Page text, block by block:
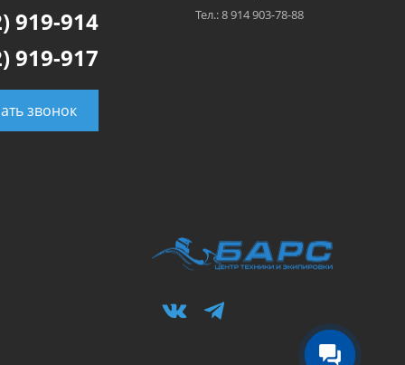
919-914
919-917
звонок
Тел.: 8 914 903-78-88